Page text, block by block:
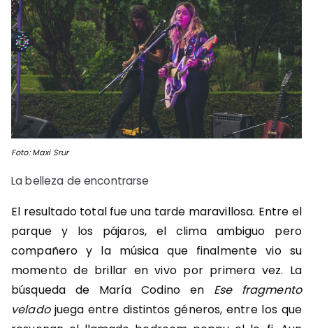
Foto: Maxi Srur
La belleza de encontrarse
El resultado total fue una tarde maravillosa. Entre el
parque y los pájaros, el clima ambiguo pero
compañero y la música que finalmente vio su
momento de brillar en vivo por primera vez. La
búsqueda de María Codino en Ese fragmento
veladojuega entre distintos géneros, entre los que